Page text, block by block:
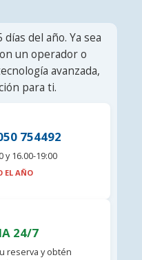
del año. Ya sea
un operador o
avanzada,
para ti.
754492
y 16.00-19:00
EL AÑO
24/7
reserva y obtén